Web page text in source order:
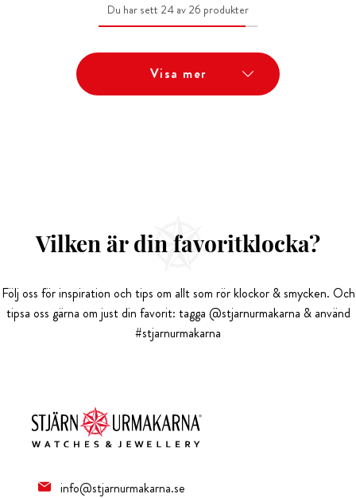
Du har sett 24 av 26 produkter
Visa mer
Vilken är din favoritklocka?
Följ oss för inspiration och tips om allt som rör klockor & smycken. Och
tipsa oss gärna om just din favorit: tagga @stjarnurmakarna & använd
#stjarnurmakarna
info@stjarnurmakarna.se